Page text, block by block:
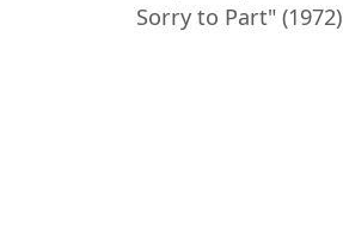
Sorry to Part"